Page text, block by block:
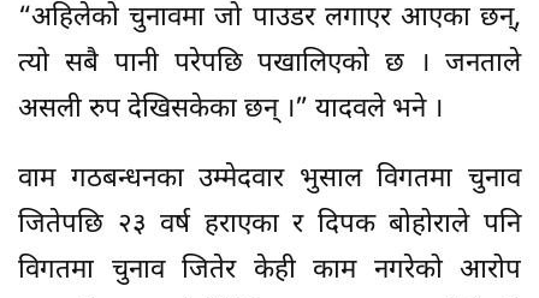
“अहिलेको चुनावमा जो पाउडर लगाएर आएका छन्,
त्यो सबै पानी परेपछि पखालिएको छ । जनताले
असली रुप देखिसकेका छन् ।” यादवले भने ।
वाम गठबन्धनका उम्मेदवार भुसाल विगतमा चुनाव
जितेपछि २३ वर्ष हराएका र दिपक बोहोराले पनि
विगतमा चुनाव जितेर केही काम नगरेको आरोप